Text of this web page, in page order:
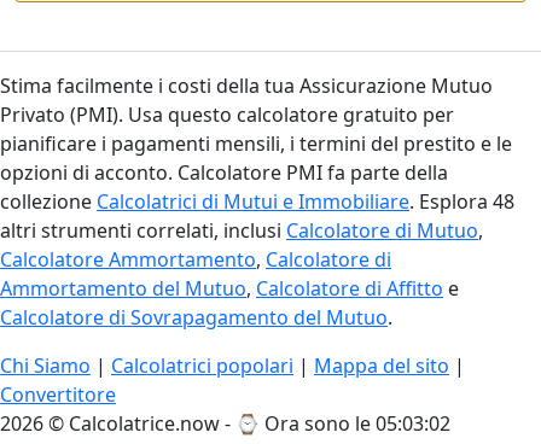
Stima facilmente i costi della tua Assicurazione Mutuo
Privato (PMI). Usa questo calcolatore gratuito per
pianificare i pagamenti mensili, i termini del prestito e le
opzioni di acconto. Calcolatore PMI fa parte della
collezione Calcolatrici di Mutui e Immobiliare. Esplora 48
altri strumenti correlati, inclusi Calcolatore di Mutuo,
Calcolatore Ammortamento, Calcolatore di
Ammortamento del Mutuo, Calcolatore di Affitto e
Calcolatore di Sovrapagamento del Mutuo.
Chi Siamo | Calcolatrici popolari | Mappa del sito |
Convertitore
2026 © Calcolatrice.now - ⌚ Ora sono le 05:03:03